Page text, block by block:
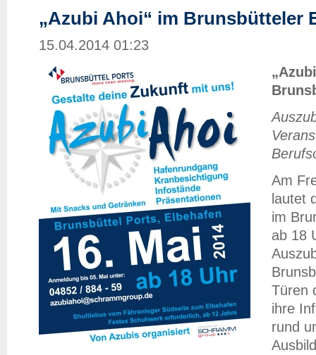
„Azubi Ahoi“ im Brunsbütteler
15.04.2014 01:23
Am
lautet
im
ab 18
Türen
ihre
rund